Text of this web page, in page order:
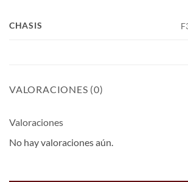
CHASIS
VALORACIONES (0)
Valoraciones
No hay valoraciones aún.